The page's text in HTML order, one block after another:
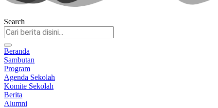
Search
Beranda
Sambutan
Program
Agenda Sekolah
Komite Sekolah
Berita
Alumni